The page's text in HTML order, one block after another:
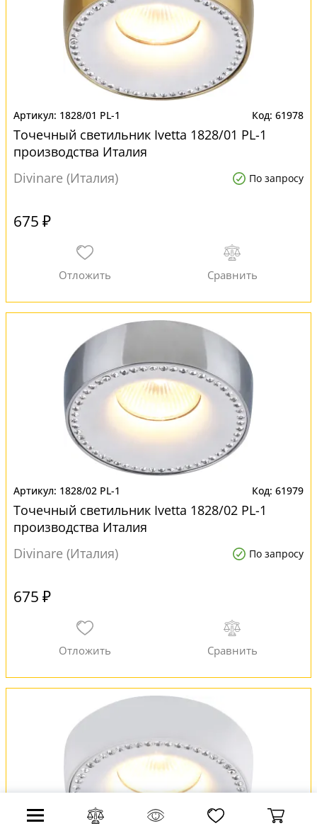
1828/01 PL-1 61978
Точечный светильник Ivetta 1828/01 PL-1
производства Италия
Divinare (Италия)
По запросу
675 ₽
1828/02 PL-1 61979
Точечный светильник Ivetta 1828/02 PL-1
производства Италия
Divinare (Италия)
По запросу
675 ₽